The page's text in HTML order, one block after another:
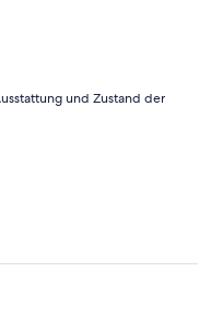
und Zustand der